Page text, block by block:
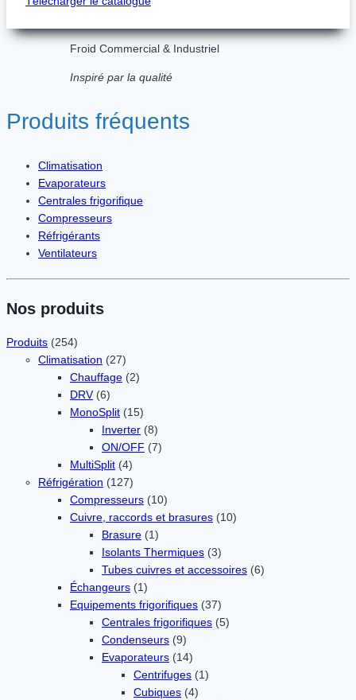
Froid Commercial & Industriel
Inspiré par la qualité
Produits fréquents
Climatisation
Evaporateurs
Centrales frigorifique
Compresseurs
Réfrigérants
Ventilateurs
Nos produits
Produits (254)
Climatisation (27)
Chauffage (2)
DRV(6)
MonoSplit (15)
Inverter (8)
ON/OFF (7)
MultiSplit (4)
Réfrigération (127)
Compresseurs (10)
Cuivre, raccords et brasures (10)
Brasure (1)
Isolants Thermiques (3)
Tubes cuivres et accessoires (6)
Échangeurs (1)
Equipements frigorifiques (37)
Centrales frigorifiques (5)
Condenseurs (9)
Evaporateurs (14)
Centrifuges (1)
Cubiques (4)